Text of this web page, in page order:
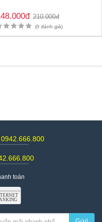
210.000đ
(0 đánh giá)
0942.666.800
toán